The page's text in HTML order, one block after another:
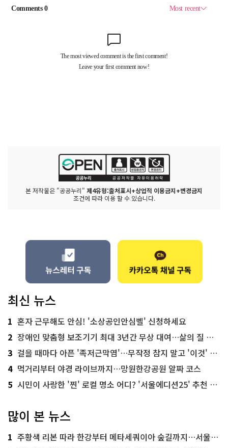
본 저작물은 "공공누리" 제4유형:출처표시+상업적 이용금지+변경금지
조건에 따라 이용 할 수 있습니다.
최신 뉴스
1 혼자 근무해도 안심! '소상공인안심벨' 신청하세요
2 장애인 맞춤형 보조기기 최대 3년간 무상 대여…삶의 질 높인다
3 걸을 때마다 아픈 '족저근막염'…무작정 참지 말고 '이것' 해보세요!
4 먹거리부터 야경 라이브까지…망원한강공원 알짜 코스
5 시민이 사랑한 '찐' 로컬 명소 어디? '서울에디션25' 추천 코스
많이 본 뉴스
1 주황색 리본 따라 한강부터 메타세쿼이아 숲길까지…서울둘레길 15코스